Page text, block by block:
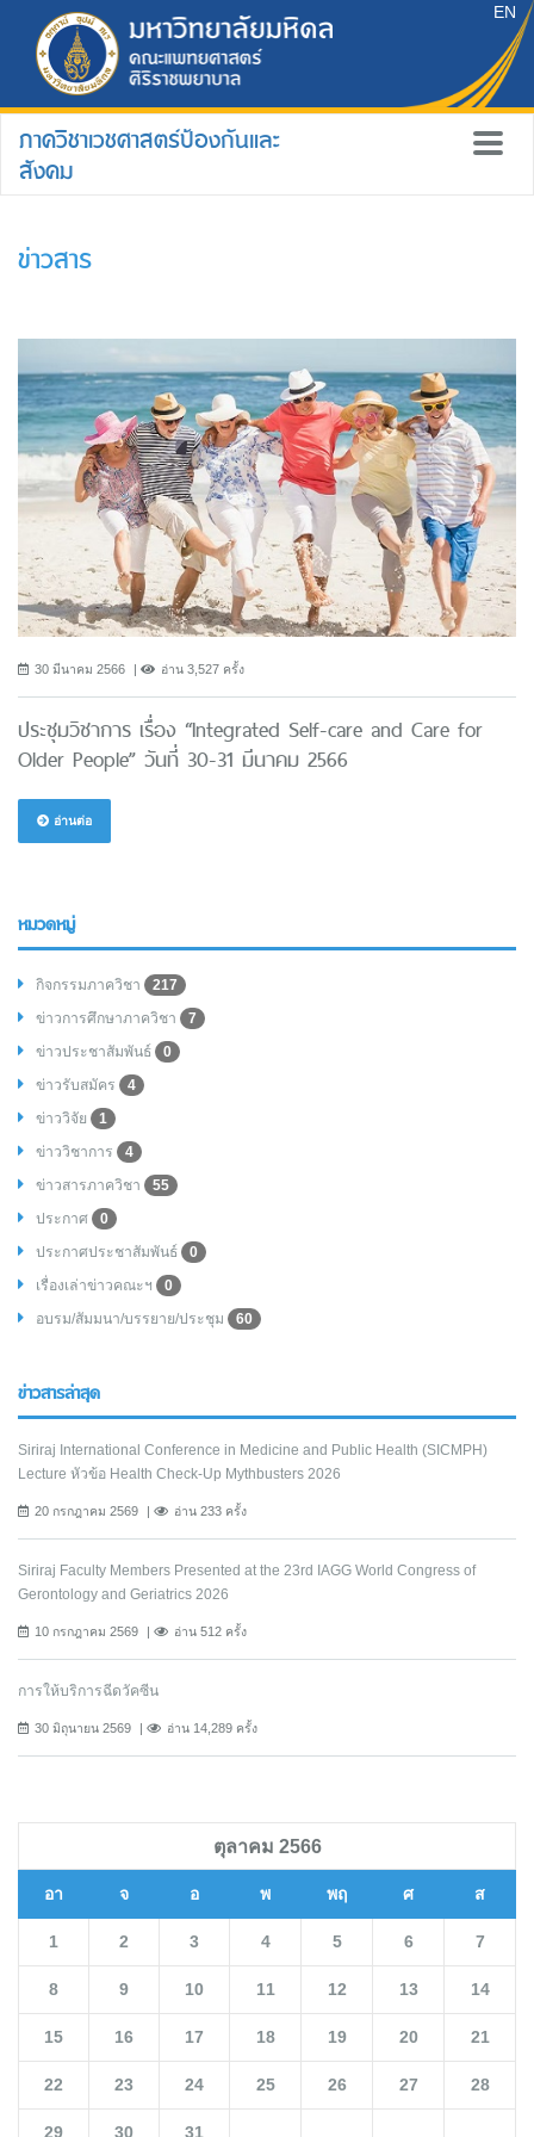
EN
ภาควิชาเวชศาสตร์ป้องกันและ
สังคม
ข่าวสาร
30 มีนาคม 2566 อ่าน 3,527 ครั้ง
ประชุมวิชาการ เรื่อง “Integrated Self-care and Care for
Older People” วันที่ 30-31 มีนาคม 2566
อ่านต่อ
หมวดหมู่
กิจกรรมภาควิชา
217
ข่าวการศึกษาภาควิชา
7
ข่าวประชาสัมพันธ์
0
ข่าวรับสมัคร
4
ข่าววิจัย
1
ข่าววิชาการ
4
ข่าวสารภาควิชา
55
ประกาศ
0
ประกาศประชาสัมพันธ์
0
เรื่องเล่าข่าวคณะฯ
0
อบรม/สัมมนา/บรรยาย/ประชุม
60
ข่าวสารล่าสุด
Siriraj International Conference in Medicine and Public Health (SICMPH)
Lecture หัวข้อ Health Check-Up Mythbusters 2026
20 กรกฎาคม 2569 อ่าน 233 ครั้ง
Siriraj Faculty Members Presented at the 23rd IAGG World Congress of
Gerontology and Geriatrics 2026
10 กรกฎาคม 2569 อ่าน 512 ครั้ง
การให้บริการฉีดวัคซีน
30 มิถุนายน 2569 อ่าน 14,289 ครั้ง
ตุลาคม 2566
อา จ อ พ พฤ ศ ส
1 2 3 4 5 6 7
8 9 10 11 12 13 14
15 16 17 18 19 20 21
22 23 24 25 26 27 28
29 30 31